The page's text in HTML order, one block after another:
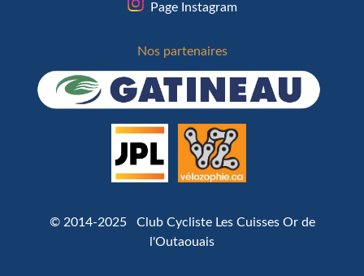
Nos partenaires
© 2014-2025 Club Cycliste Les Cuisses Or de
l'Outaouais
Page Instagram